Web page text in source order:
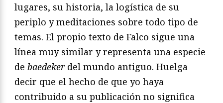
lugares, su historia, la logística de su
periplo y meditaciones sobre todo tipo de
temas. El propio texto de Falco sigue una
línea muy similar y representa una especie
de baedeker del mundo antiguo. Huelga
decir que el hecho de que yo haya
contribuido a su publicación no significa